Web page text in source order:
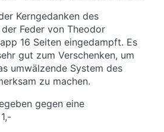
Kerngedanken des
Feder von Theodor
16 Seiten eingedampft. Es
gut zum Verschenken, um
umwälzende System des
zu machen.
gegen eine